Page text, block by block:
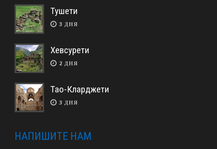
Тушети
3 ДНЯ
Хевсурети
2 ДНЯ
Тао-Кларджети
3 ДНЯ
НАПИШИТЕ НАМ